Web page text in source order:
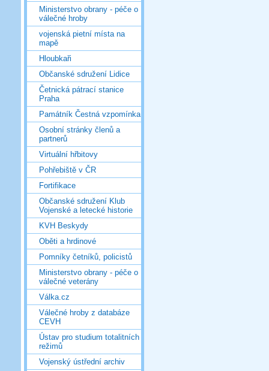
Ministerstvo obrany - péče o
válečné hroby
vojenská pietní místa na
mapě
Hloubkaři
Občanské sdružení Lidice
Četnická pátrací stanice
Praha
Památník Čestná vzpomínka
Osobní stránky členů a
partnerů
Virtuální hřbitovy
Pohřebiště v ČR
Fortifikace
Občanské sdružení Klub
Vojenské a letecké historie
KVH Beskydy
Oběti a hrdinové
Pomníky četníků, policistů
Ministerstvo obrany - péče o
válečné veterány
Válka.cz
Válečné hroby z databáze
CEVH
Ústav pro studium totalitních
režimů
Vojenský ústřední archiv